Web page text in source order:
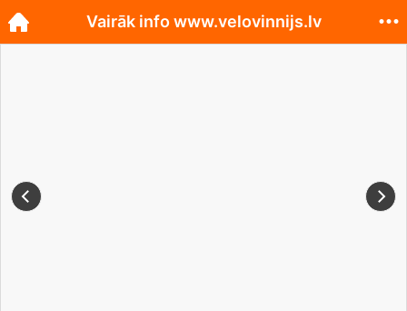
Vairāk info www.velovinnijs.lv